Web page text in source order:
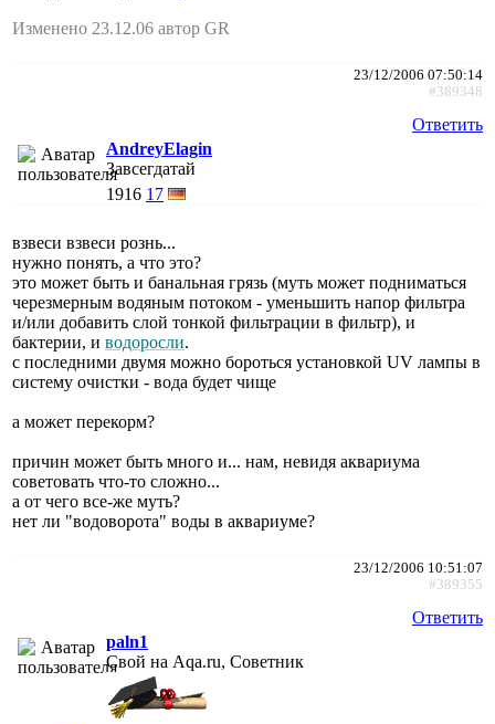
Изменено 23.12.06 автор GR
23/12/2006 07:50:14
#389348
Ответить
AndreyElagin
Завсегдатай
1916 17
взвеси взвеси рознь...
нужно понять, а что это?
это может быть и банальная грязь (муть может подниматься
черезмерным водяным потоком - уменьшить напор фильтра
и/или добавить слой тонкой фильтрации в фильтр), и
бактерии, и водоросли.
с последними двумя можно бороться установкой UV лампы в
систему очистки - вода будет чище
а может перекорм?
причин может быть много и... нам, невидя аквариума
советовать что-то сложно...
а от чего все-же муть?
нет ли "водоворота" воды в аквариуме?
23/12/2006 10:51:07
#389355
Ответить
paln1
Свой на Aqa.ru, Советник